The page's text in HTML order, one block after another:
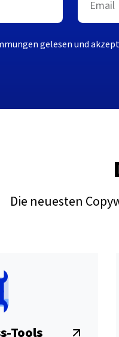
gelesen und
Die neuesten
Tools